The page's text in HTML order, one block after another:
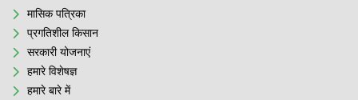
मासिक पत्रिका
प्रगतिशील किसान
सरकारी योजनाएं
हमारे विशेषज्ञ
हमारे बारे में